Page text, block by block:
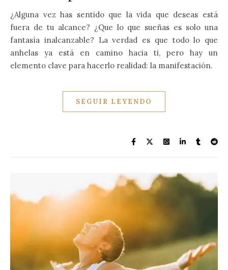
¿Alguna vez has sentido que la vida que deseas está
fuera de tu alcance? ¿Que lo que sueñas es solo una
fantasía inalcanzable? La verdad es que todo lo que
anhelas ya está en camino hacia ti, pero hay un
elemento clave para hacerlo realidad: la manifestación.
SEGUIR LEYENDO